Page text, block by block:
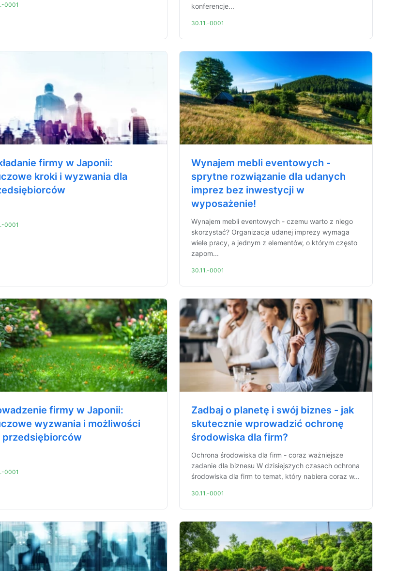
0001
konferencje...
30.11.-0001
firmy w Japonii:
kroki i wyzwania dla
0001
Wynajem mebli eventowych -
sprytne rozwiązanie dla udanych
imprez bez inwestycji w
wyposażenie!
Wynajem mebli eventowych - czemu warto z niego
skorzystać? Organizacja udanej imprezy wymaga
wiele pracy, a jednym z elementów, o którym często
zapom...
30.11.-0001
firmy w Japonii:
wyzwania i możliwości
przedsiębiorców
0001
Zadbaj o planetę i swój biznes - jak
skutecznie wprowadzić ochronę
środowiska dla firm?
Ochrona środowiska dla firm - coraz ważniejsze
zadanie dla biznesu W dzisiejszych czasach ochrona
środowiska dla firm to temat, który nabiera coraz w...
30.11.-0001